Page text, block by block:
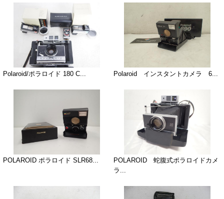
Polaroid/ポラロイド 180 C... Polaroid インスタントカメラ 6...
POLAROID ポラロイド SLR68...
POLAROID 蛇腹式ポラロイドカメ
ラ...